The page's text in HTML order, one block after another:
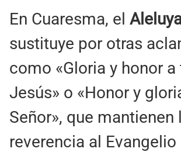
En Cuaresma, el
sustituye por otras
como «Gloria y honor a
Jesús» o «Honor y
Señor», que mantienen
reverencia al Evangelio